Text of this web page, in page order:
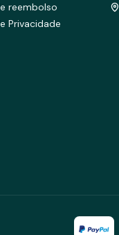
reembolso
Privacidade